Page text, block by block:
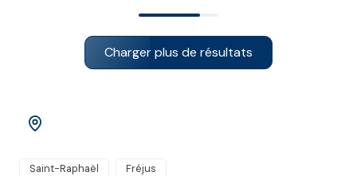
Charger plus de résultats
Saint-Raphaël Fréjus